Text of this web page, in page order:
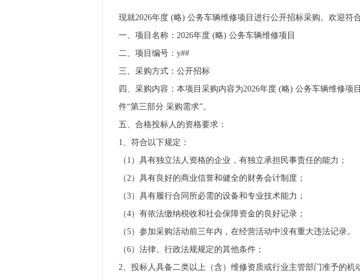
现就2026年度 (略) 公务车辆维修项目进行公开招标采购。欢迎符
一、项目名称：2026年度 (略) 公务车辆维修项目
二、项目编号：y##
三、采购方式：公开招标
四、采购内容：本项目采购内容为2026年度 (略) 公务车辆维修
件“第三部分 采购需求”。
五、合格投标人的资格要求：
1、符合以下规定：
（1）具有独立法人资格的企业，有独立承担民事责任的能力；
（2）具有良好的商业信誉和健全的财务会计制度；
（3）具有履行合同所必需的设备和专业技术能力；
（4）有依法缴纳税收和社会保障资金的良好记录；
（5）参加采购活动前三年内，在经营活动中没有重大违法记录。
（6）法律、行政法规规定的其他条件；
2、投标人具备二类以上（含）维修资质或行业主管部门准予的机